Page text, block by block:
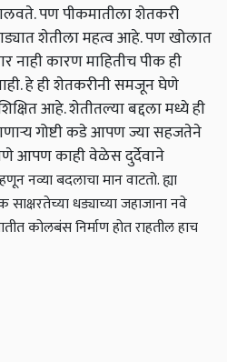
पण पीकमातीला शेतकरी
शेतीला महत्व आहे. पण खोलात
नाही कारण माहितीच पीक ही
हे ही शेतकरीनी समजून घेणे
आहे. शेतीतल्या बद्दला मध्ये ही
गोष्टी कडे आपण ज्या सहजतेने
आपण काही वेळेस दुर्देवाने
नव्या बदलाचा मान वाटतो. ह्या
साक्षरतेच्या धड्याच्या जहाजाना नवे
कोलबंस निर्माण होत राहतील हाच